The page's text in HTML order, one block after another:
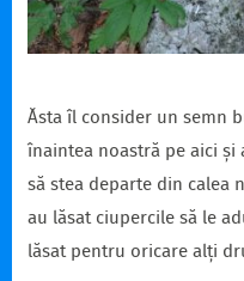
Ăsta îl consider un semn
înaintea noastră pe aici
să stea departe din calea
au lăsat ciupercile să le
lăsat pentru oricare alți